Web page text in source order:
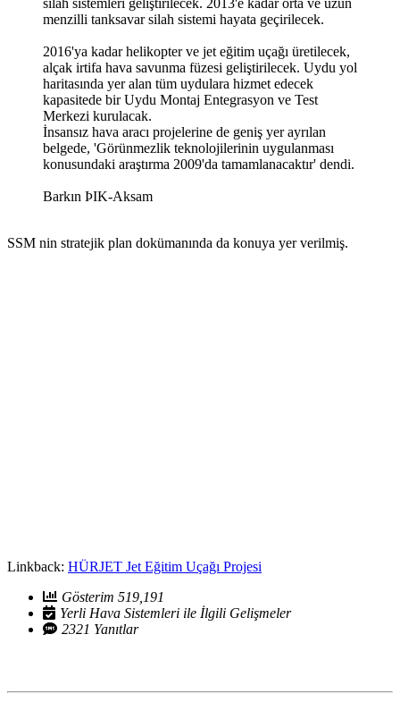
menzilli tanksavar silah sistemi hayata geçirilecek.
2016'ya kadar helikopter ve jet eğitim uçağı üretilecek,
alçak irtifa hava savunma füzesi geliştirilecek. Uydu yol
haritasında yer alan tüm uydulara hizmet edecek
kapasitede bir Uydu Montaj Entegrasyon ve Test
Merkezi kurulacak.
İnsansız hava aracı projelerine de geniş yer ayrılan
belgede, 'Görünmezlik teknolojilerinin uygulanması
konusundaki araştırma 2009'da tamamlanacaktır' dendi.
Barkın ÞIK-Aksam
SSM nin stratejik plan dokümanında da konuya yer verilmiş.
Linkback: HÜRJET Jet Eğitim Uçağı Projesi
Gösterim 519,191
Yerli Hava Sistemleri ile İlgili Gelişmeler
2321 Yanıtlar